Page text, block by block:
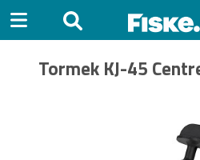
Tormek KJ-45